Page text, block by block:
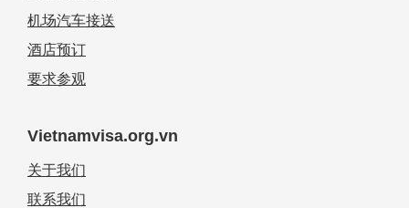
机场汽车接送
酒店预订
要求参观
Vietnamvisa.org.vn
关于我们
联系我们